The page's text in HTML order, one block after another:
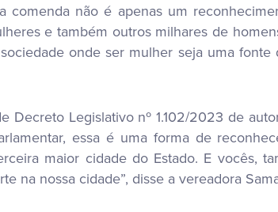
comenda não é apenas um
e também outros milhares de
onde ser mulher seja uma fonte
Legislativo nº 1.102/2023 de
essa é uma forma de
maior cidade do Estado. E vocês,
na nossa cidade”, disse a vereadora